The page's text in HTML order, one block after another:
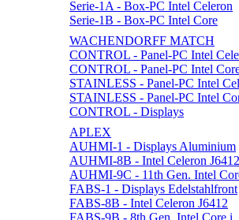
Serie-1A - Box-PC Intel Celeron
Serie-1B - Box-PC Intel Core
WACHENDORFF MATCH
CONTROL - Panel-PC Intel
CONTROL - Panel-PC Intel
STAINLESS - Panel-PC Intel
STAINLESS - Panel-PC Intel
CONTROL - Displays
APLEX
AUHMI-1 - Displays Aluminium
AUHMI-8B - Intel Celeron J6412
AUHMI-9C - 11th Gen. Intel
FABS-1 - Displays Edelstahlfront
FABS-8B - Intel Celeron J6412
FABS-9B - 8th Gen. Intel Core i